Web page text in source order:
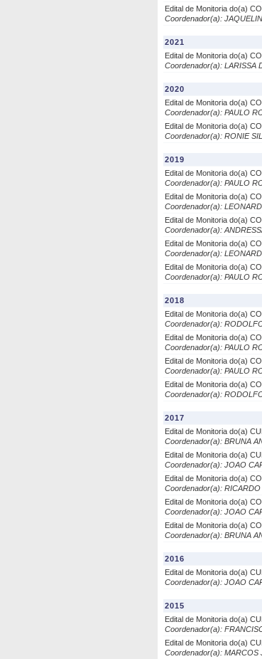
Edital de Monitoria do(a)
Coordenador(a):
2021
Edital de Monitoria do(a)
Coordenador(a): LARISSA
2020
Edital de Monitoria do(a)
Coordenador(a): PAULO
Edital de Monitoria do(a)
Coordenador(a): RONIE
2019
Edital de Monitoria do(a)
Coordenador(a): PAULO
Edital de Monitoria do(a)
Coordenador(a):
Edital de Monitoria do(a)
Coordenador(a):
Edital de Monitoria do(a)
Coordenador(a):
Edital de Monitoria do(a)
Coordenador(a): PAULO
2018
Edital de Monitoria do(a)
Coordenador(a):
Edital de Monitoria do(a)
Coordenador(a): PAULO
Edital de Monitoria do(a)
Coordenador(a): PAULO
Edital de Monitoria do(a)
Coordenador(a):
2017
Edital de Monitoria do(a)
Coordenador(a): BRUNA
Edital de Monitoria do(a)
Coordenador(a): JOAO
Edital de Monitoria do(a)
Coordenador(a):
Edital de Monitoria do(a)
Coordenador(a): JOAO
Edital de Monitoria do(a)
Coordenador(a): BRUNA
2016
Edital de Monitoria do(a)
Coordenador(a): JOAO
2015
Edital de Monitoria do(a)
Coordenador(a):
Edital de Monitoria do(a)
Coordenador(a): MARCOS